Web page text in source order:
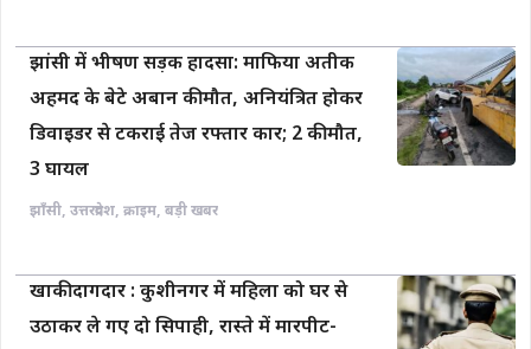
झांसी में भीषण सड़क हादसा: माफिया अतीक
अहमद के बेटे अबान की मौत, अनियंत्रित होकर
डिवाइडर से टकराई तेज रफ्तार कार; 2 की मौत,
3 घायल
झाँसी, उत्तरप्रदेश, क्राइम, बड़ी खबर
खाकी दागदार : कुशीनगर में महिला को घर से
उठाकर ले गए दो सिपाही, रास्ते में मारपीट-